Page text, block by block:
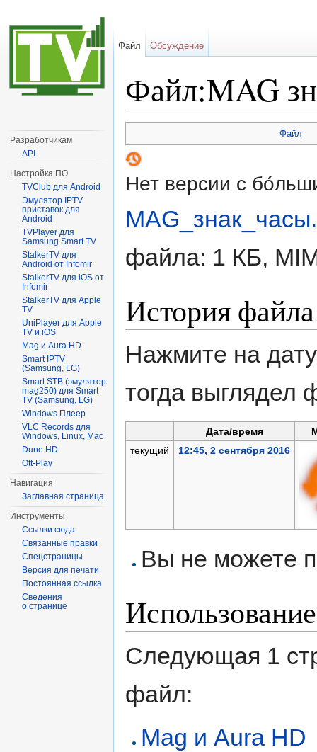
Файл:MAG
Файл
Нет версии с
файла: 1 КБ,
История файла
Нажмите на
тогда выглядел
Дата/время
текущий
12:45, 2 сентября 2016
Вы не можете
Следующая 1
файл:
Mag и Aura HD
Файл Обсуждение
Разработчикам
API
Настройка ПО
TVClub для Android
Эмулятор IPTV
приставок для
Android
TVPlayer для
Samsung Smart TV
StalkerTV для
Android от Infomir
StalkerTV для iOS от
Infomir
StalkerTV для Apple
TV
UniPlayer для Apple
TV и iOS
Mag и Aura HD
Smart IPTV
(Samsung, LG)
Smart STB (эмулятор
mag250) для Smart
TV (Samsung, LG)
Windows Плеер
VLC Records для
Windows, Linux, Mac
Dune HD
Ott-Play
Навигация
Заглавная страница
Инструменты
Ссылки сюда
Связанные правки
Спецстраницы
Версия для печати
Постоянная ссылка
Сведения
о странице